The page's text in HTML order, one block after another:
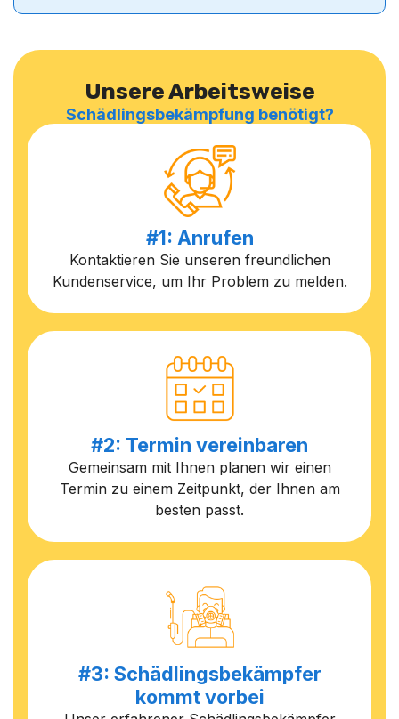
Unsere Arbeitsweise
Schädlingsbekämpfung benötigt?
#1: Anrufen
Kontaktieren Sie unseren freundlichen
Kundenservice, um Ihr Problem zu melden.
#2: Termin vereinbaren
Gemeinsam mit Ihnen planen wir einen
Termin zu einem Zeitpunkt, der Ihnen am
besten passt.
#3: Schädlingsbekämpfer
kommt vorbei